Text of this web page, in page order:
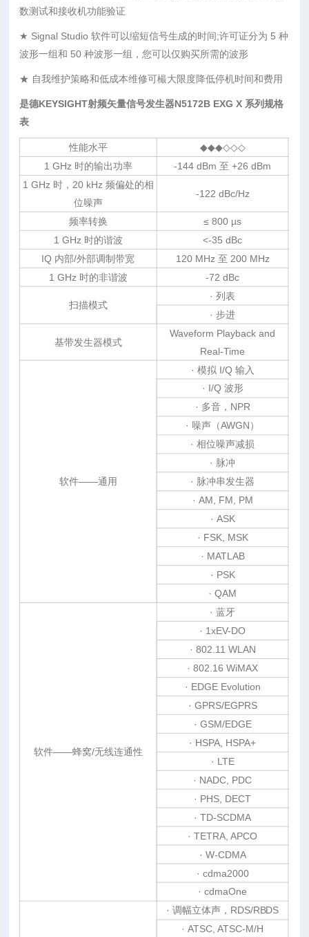
数测试和接收机功能验证
★ Signal Studio 软件可以缩短信号生成的时间;许可证分为 5 种
波形一组和 50 种波形一组，您可以仅购买所需的波形
★ 自我维护策略和低成本维修可樶大限度降低停机时间和费用
是德KEYSIGHT射频矢量信号发生器N5172B EXG X 系列规格
表
性能水平 ◆◆◆◇◇◇
1 GHz 时的输出功率 -144 dBm 至 +26 dBm
1 GHz 时，20 kHz 频偏处的相
位噪声
-122 dBc/Hz
频率转换
≤ 800 µs
1 GHz 时的谐波
<-35 dBc
IQ 内部/外部调制带宽 120 MHz 至 200 MHz
1 GHz 时的非谐波 -72 dBc
扫描模式
· 列表
· 步进
基带发生器模式
Waveform Playback and
Real-Time
软件——通用
· 模拟 I/Q 输入
· I/Q 波形
· 多音，NPR
· 噪声（AWGN）
· 相位噪声减损
· 脉冲
· 脉冲串发生器
· AM, FM, PM
· ASK
· FSK, MSK
· MATLAB
· PSK
· QAM
软件——蜂窝/无线连通性
· 蓝牙
· 1xEV-DO
· 802.11 WLAN
· 802.16 WiMAX
· EDGE Evolution
· GPRS/EGPRS
· GSM/EDGE
· HSPA, HSPA+
· LTE
· NADC, PDC
· PHS, DECT
· TD-SCDMA
· TETRA, APCO
· W-CDMA
· cdma2000
· cdmaOne
· 调幅立体声，RDS/RBDS
· ATSC, ATSC-M/H